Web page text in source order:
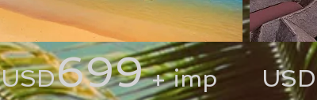
USD699+ imp USD